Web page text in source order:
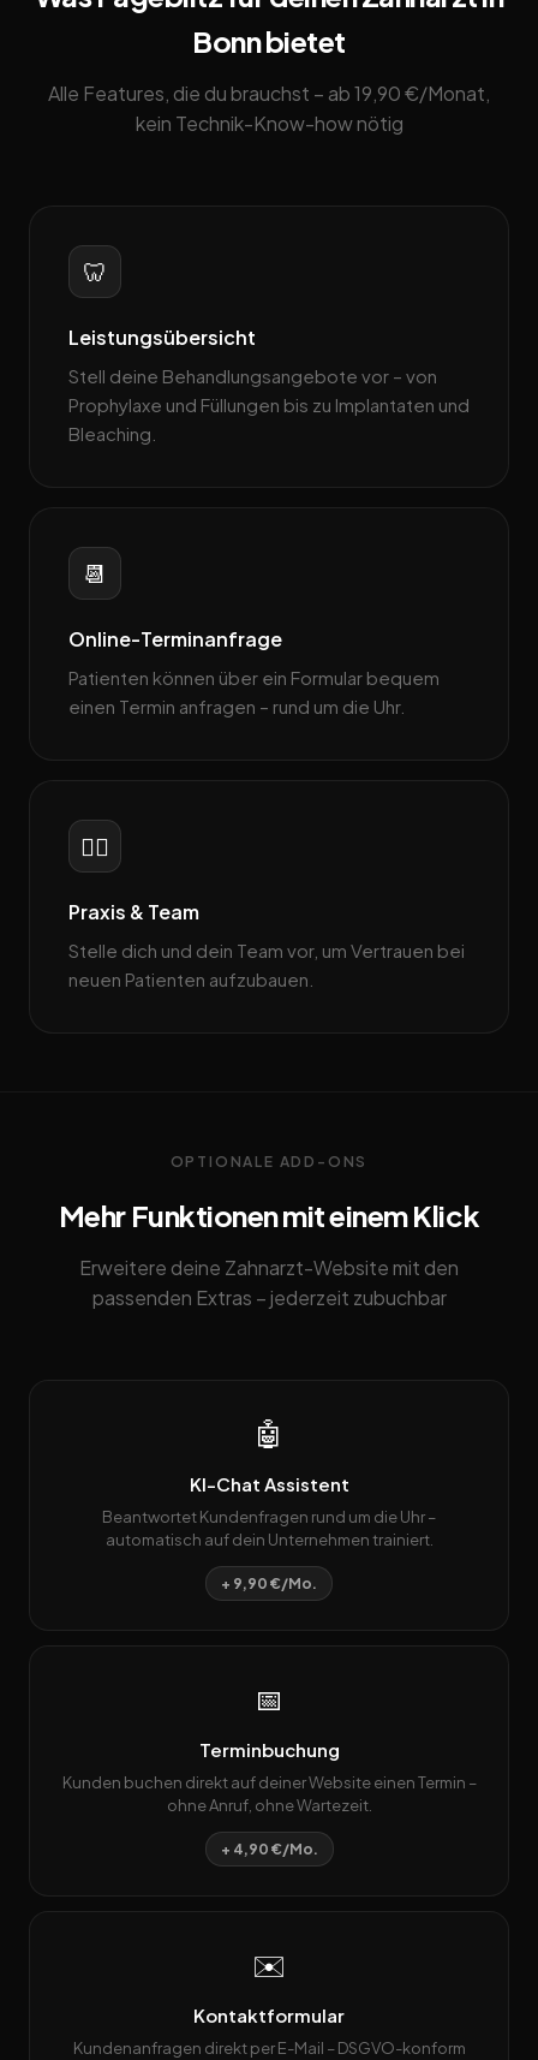
Bonn bietet
Alle Features, die du brauchst – ab 19,90 €/Monat,
kein Technik-Know-how nötig
🦷
Leistungsübersicht
Stell deine Behandlungsangebote vor – von
Prophylaxe und Füllungen bis zu Implantaten und
Bleaching.
📆
Online-Terminanfrage
Patienten können über ein Formular bequem
einen Termin anfragen – rund um die Uhr.
👨‍⚕️
Praxis & Team
Stelle dich und dein Team vor, um Vertrauen bei
neuen Patienten aufzubauen.
OPTIONALE ADD-ONS
Mehr Funktionen mit einem Klick
Erweitere deine Zahnarzt-Website mit den
passenden Extras – jederzeit zubuchbar
🤖
KI-Chat Assistent
Beantwortet Kundenfragen rund um die Uhr –
automatisch auf dein Unternehmen trainiert.
+ 9,90 €/Mo.
📅
Terminbuchung
Kunden buchen direkt auf deiner Website einen Termin –
ohne Anruf, ohne Wartezeit.
+ 4,90 €/Mo.
✉️
Kontaktformular
Kundenanfragen direkt per E-Mail – DSGVO-konform